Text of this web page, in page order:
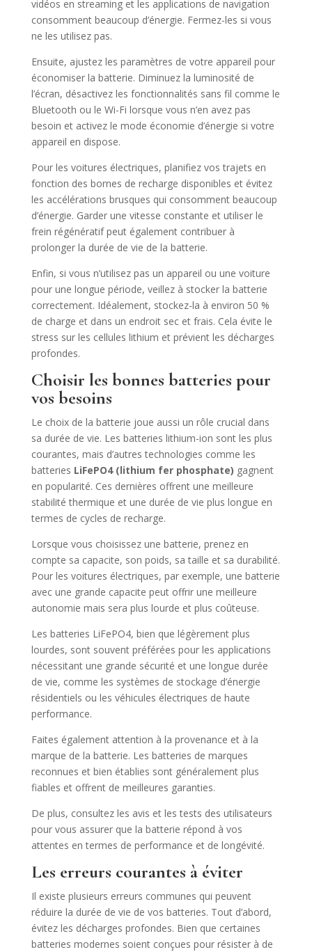
vidéos en streaming et les applications de navigation
consomment beaucoup d’énergie. Fermez-les si vous
ne les utilisez pas.
Ensuite, ajustez les paramètres de votre appareil pour
économiser la batterie. Diminuez la luminosité de
l’écran, désactivez les fonctionnalités sans fil comme le
Bluetooth ou le Wi-Fi lorsque vous n’en avez pas
besoin et activez le mode économie d’énergie si votre
appareil en dispose.
Pour les voitures électriques, planifiez vos trajets en
fonction des bornes de recharge disponibles et évitez
les accélérations brusques qui consomment beaucoup
d’énergie. Garder une vitesse constante et utiliser le
frein régénératif peut également contribuer à
prolonger la durée de vie de la batterie.
Enfin, si vous n’utilisez pas un appareil ou une voiture
pour une longue période, veillez à stocker la batterie
correctement. Idéalement, stockez-la à environ 50 %
de charge et dans un endroit sec et frais. Cela évite le
stress sur les cellules lithium et prévient les décharges
profondes.
Choisir les bonnes batteries pour
vos besoins
Le choix de la batterie joue aussi un rôle crucial dans
sa durée de vie. Les batteries lithium-ion sont les plus
courantes, mais d’autres technologies comme les
batteries LiFePO4 (lithium fer phosphate) gagnent
en popularité. Ces dernières offrent une meilleure
stabilité thermique et une durée de vie plus longue en
termes de cycles de recharge.
Lorsque vous choisissez une batterie, prenez en
compte sa capacite, son poids, sa taille et sa durabilité.
Pour les voitures électriques, par exemple, une batterie
avec une grande capacite peut offrir une meilleure
autonomie mais sera plus lourde et plus coûteuse.
Les batteries LiFePO4, bien que légèrement plus
lourdes, sont souvent préférées pour les applications
nécessitant une grande sécurité et une longue durée
de vie, comme les systèmes de stockage d’énergie
résidentiels ou les véhicules électriques de haute
performance.
Faites également attention à la provenance et à la
marque de la batterie. Les batteries de marques
reconnues et bien établies sont généralement plus
fiables et offrent de meilleures garanties.
De plus, consultez les avis et les tests des utilisateurs
pour vous assurer que la batterie répond à vos
attentes en termes de performance et de longévité.
Les erreurs courantes à éviter
Il existe plusieurs erreurs communes qui peuvent
réduire la durée de vie de vos batteries. Tout d’abord,
évitez les décharges profondes. Bien que certaines
batteries modernes soient conçues pour résister à de